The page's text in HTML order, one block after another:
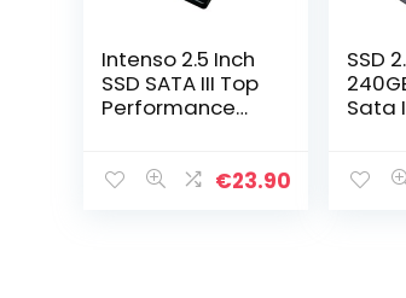
Intenso 2.5 Inch
SSD SATA III Top
Performance
€23.90
SSD
Sata
32